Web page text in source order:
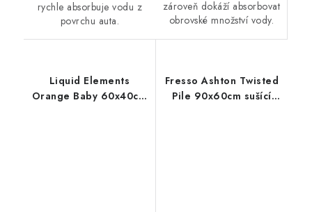
rychle absorbuje vodu z
povrchu auta.
zároveň dokáží absorbovat
obrovské množství vody.
Liquid Elements
Orange Baby 60x40cm
Fresso Ashton Twisted
Pile 90x60cm sušící